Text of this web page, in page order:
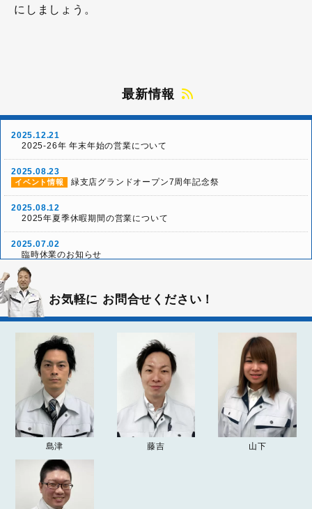
にしましょう。
最新情報
2025.12.21
2025-26年 年末年始の営業について
2025.08.23
イベント情報 緑支店グランドオープン7周年記念祭
2025.08.12
2025年夏季休暇期間の営業について
2025.07.02
臨時休業のお知らせ
2025.05.24
イベント情報
ありがとうございました！
イベント情報 雨天決行！本社グランドオープン10周年リニューアル祭
2025.04.26
お知らせ 2025年ゴールデンウィーク休業について
2024.12.26
お知らせ 2024-25年 年末年始の営業について
2024.04.20
お知らせ 2024年ゴールデンウィーク期間の営業について
2023.09.20
お知らせ 「突然の雨漏り！？受け皿を使った雨漏りの応急処置方法
の記事を追加しました。
お気軽に お問合せください！
島津 藤吉 山下